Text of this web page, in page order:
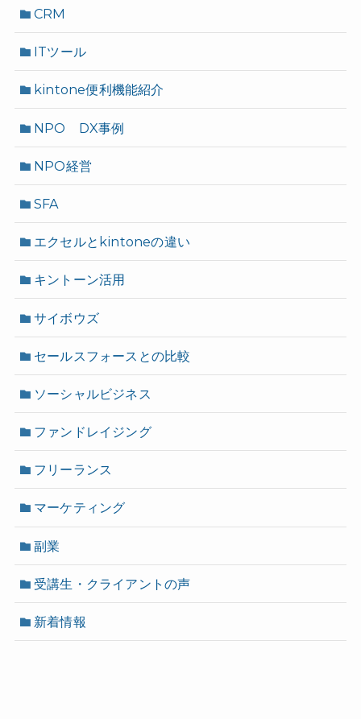
CRM
ITツール
kintone便利機能紹介
NPO DX事例
NPO経営
SFA
エクセルとkintoneの違い
キントーン活用
サイボウズ
セールスフォースとの比較
ソーシャルビジネス
ファンドレイジング
フリーランス
マーケティング
副業
受講生・クライアントの声
新着情報